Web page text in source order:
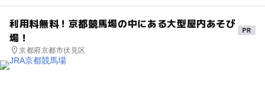
利用料無料！京都競馬場の中にある大型屋内あそび
場！
京都府京都市伏見区